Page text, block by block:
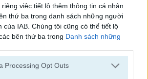
việc tiết lộ thêm thông tin cá nhân
thứ ba trong danh sách những người
của IAB. Chúng tôi cũng có thể tiết lộ
bên thứ ba trong Danh sách những
cho các bên thứ ba khác.
Processing Opt OutsBubble Tower 3D